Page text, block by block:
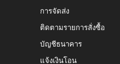
การจัดส่ง
ติดตามรายการสั่งซื้อ
บัญชีธนาคาร
แจ้งเงินโอน